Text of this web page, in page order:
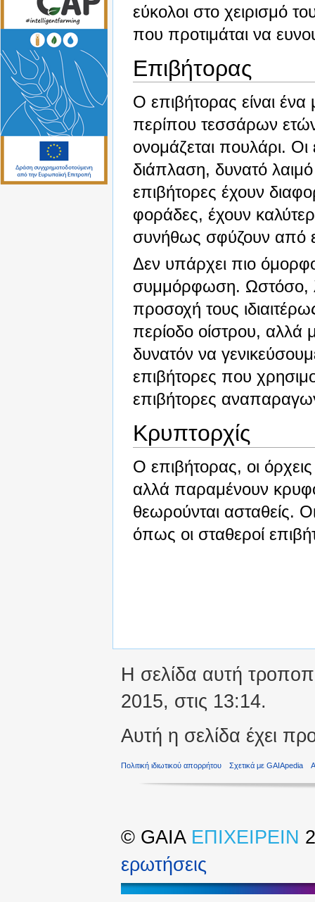
εύκολοι στο χειρισμό
που προτιμάται να
Επιβήτορας
Ο επιβήτορας είναι
περίπου τεσσάρων
ονομάζεται πουλάρι. Οι
διάπλαση, δυνατό
επιβήτορες έχουν
φοράδες, έχουν
συνήθως σφύζουν από
Δεν υπάρχει πιο
συμμόρφωση. Ωστόσο,
προσοχή τους
περίοδο οίστρου, αλλά
δυνατόν να
επιβήτορες που
επιβήτορες
Κρυπτορχίς
Ο επιβήτορας, οι
αλλά παραμένουν
θεωρούνται ασταθείς.
όπως οι σταθεροί
Η σελίδα αυτή
2015, στις 13:14.
Αυτή η σελίδα έχει
Πολιτική ιδιωτικού απορρήτου Σχετικά με GAIApedia
© GAIA ΕΠΙΧΕΙΡΕΙΝ
ερωτήσεις